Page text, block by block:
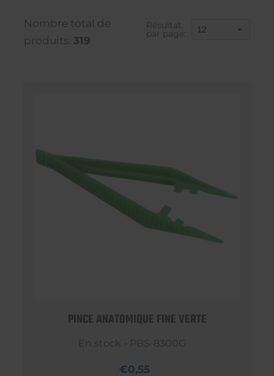
Nombre total de
produits: 319
Résultat
par page:
PINCE ANATOMIQUE FINE VERTE
En stock - PBS-8300G
€0,55